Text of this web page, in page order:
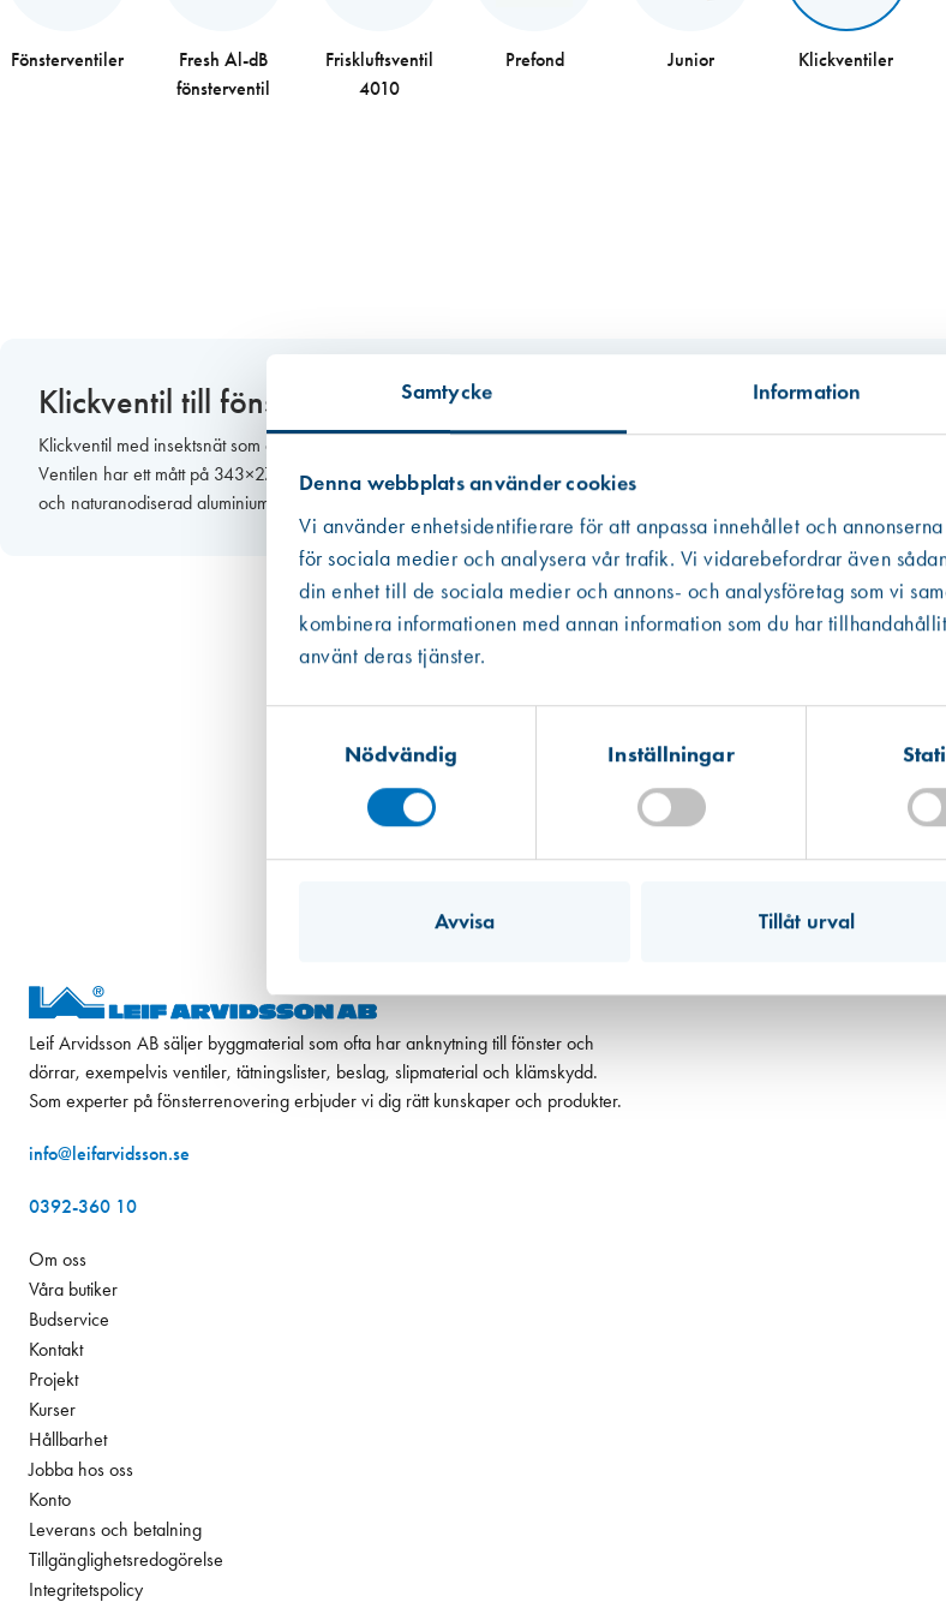
Samtycke Information
Denna webbplats använder cookies
Vi använder enhetsidentifierare för att anpassa innehållet och
för sociala medier och analysera vår trafik. Vi vidarebefordrar även
din enhet till de sociala medier och annons- och analysföretag som vi
kombinera informationen med annan information som du har
använt deras tjänster.
Nödvändig
Inställningar
Avvisa Tillåt urval
Fönsterventiler
Fresh Al-dB
fönsterventil
Friskluftsventil
4010
Prefond Junior Klickventiler
Klickventil till fönster
Klickventil med insektsnät som är vanlig i fönster från exempelvis Svenska Fönster, SP Fönster, Mockfjärds Fönster,
Ventilen har ett mått på 343×27 mm och passar i befintlig urfräsning med måtten 23×340 mm. Klickventilens
och naturanodiserad aluminium. Monteringen sker genom att den klickas fast med stålclips.
Leif Arvidsson AB säljer byggmaterial som ofta har anknytning till fönster och
dörrar, exempelvis ventiler, tätningslister, beslag, slipmaterial och klämskydd.
Som experter på fönsterrenovering erbjuder vi dig rätt kunskaper och produkter.
info@leifarvidsson.se
0392-360 10
Om oss
Våra butiker
Budservice
Kontakt
Projekt
Kurser
Hållbarhet
Jobba hos oss
Konto
Leverans och betalning
Tillgänglighetsredogörelse
Integritetspolicy